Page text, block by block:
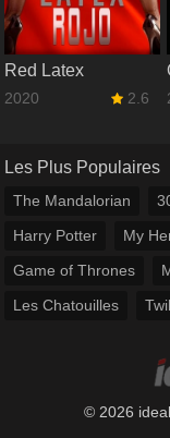
Red Latex
2020 2.6
Les Plus Populaires
The Mandalorian
Harry Potter
My
Game of Thrones
Les Chatouilles
© 2026